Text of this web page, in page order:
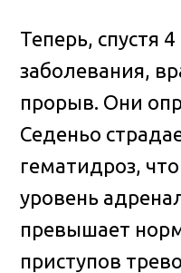
Теперь, спустя
заболевания,
прорыв. Они
Седеньо
гематидроз,
уровень
превышает
приступов